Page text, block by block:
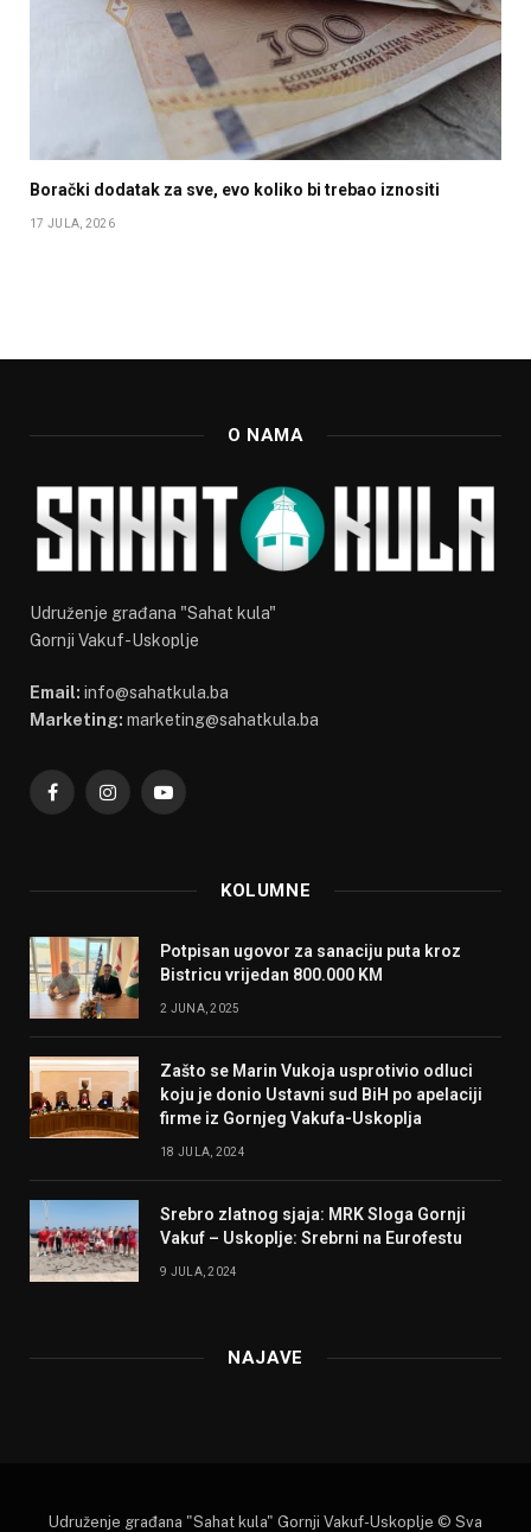
Borački dodatak za sve, evo koliko bi trebao iznositi
17 JULA, 2026
O NAMA
Udruženje građana "Sahat kula"
Gornji Vakuf-Uskoplje
Email: info@sahatkula.ba
Marketing: marketing@sahatkula.ba
FacebookInstagramYouTube
KOLUMNE
Potpisan ugovor za sanaciju puta kroz
Bistricu vrijedan 800.000 KM
2 JUNA, 2025
Zašto se Marin Vukoja usprotivio odluci
koju je donio Ustavni sud BiH po apelaciji
firme iz Gornjeg Vakufa-Uskoplja
18 JULA, 2024
Srebro zlatnog sjaja: MRK Sloga Gornji
Vakuf – Uskoplje: Srebrni na Eurofestu
9 JULA, 2024
NAJAVE
Udruženje građana "Sahat kula" Gornji Vakuf-Uskoplje © Sva